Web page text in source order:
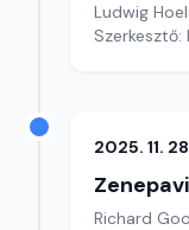
Ludwig
2025. 11.
Richard